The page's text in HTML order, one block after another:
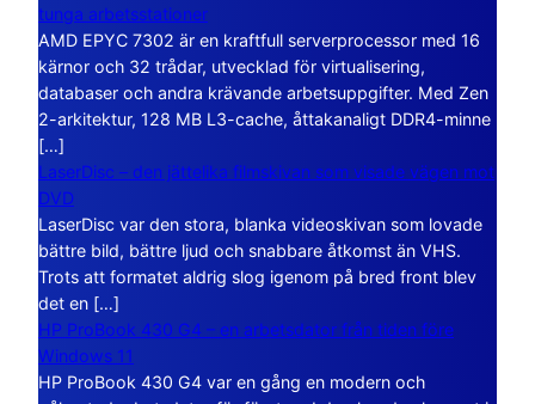
tunga arbetsstationer
AMD EPYC 7302 är en kraftfull serverprocessor med 16
kärnor och 32 trådar, utvecklad för virtualisering,
databaser och andra krävande arbetsuppgifter. Med Zen
2-arkitektur, 128 MB L3-cache, åttakanaligt DDR4-minne
[…]
LaserDisc – den jättelika filmskivan som visade vägen mot
DVD
LaserDisc var den stora, blanka videoskivan som lovade
bättre bild, bättre ljud och snabbare åtkomst än VHS.
Trots att formatet aldrig slog igenom på bred front blev
det en […]
HP ProBook 430 G4 – en arbetsdator från tiden före
Windows 11
HP ProBook 430 G4 var en gång en modern och